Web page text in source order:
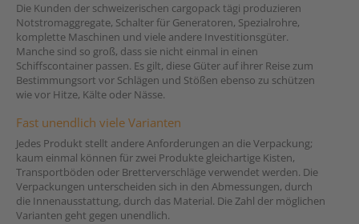
Die Kunden der schweizerischen cargopack tägi produzieren
Notstromaggregate, Schalter für Generatoren, Spezialrohre,
komplette Maschinen und viele andere Investitionsgüter.
Manche sind so groß, dass sie nicht einmal in einen
Schiffscontainer passen. Es gilt, diese Güter auf ihrer Reise zum
Bestimmungsort vor Schlägen und Stößen ebenso zu schützen
wie vor Hitze, Kälte oder Nässe.
Fast unendlich viele Varianten
Jedes Produkt stellt andere Anforderungen an die Verpackung;
kaum einmal können für zwei Produkte gleichartige Kisten,
Transportböden oder Bretterverschläge verwendet werden. Die
Verpackungen unterscheiden sich in den Abmessungen, durch
die Innenausstattung, durch das Material. Die Zahl der möglichen
Varianten geht gegen unendlich.